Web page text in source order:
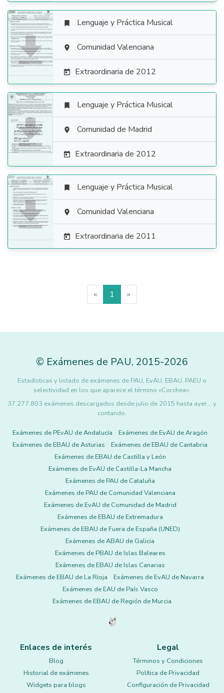

 Lenguaje y Práctica Musical
 Comunidad Valenciana
 Extraordinaria de 2012

 Lenguaje y Práctica Musical
 Comunidad de Madrid
 Extraordinaria de 2012

 Lenguaje y Práctica Musical
 Comunidad Valenciana
 Extraordinaria de 2011
« 1 »
© Exámenes de PAU, 2015-2026
Estadísticas y listado de exámenes de PAU, EvAU, EBAU, PAEU o
selectividad en los que aparece el término «Corchea».
37.277.803 exámenes descargados desde julio de 2015 hasta ayer... y
contando.
Exámenes de PEvAU de Andalucía
Exámenes de EvAU de Aragón
Exámenes de EBAU de Asturias
Exámenes de EBAU de Cantabria
Exámenes de EBAU de Castilla y León
Exámenes de EvAU de Castilla-La Mancha
Exámenes de PAU de Cataluña
Exámenes de PAU de Comunidad Valenciana
Exámenes de EvAU de Comunidad de Madrid
Exámenes de EBAU de Extremadura
Exámenes de EBAU de Fuera de España (UNED)
Exámenes de ABAU de Galicia
Exámenes de PBAU de Islas Baleares
Exámenes de EBAU de Islas Canarias
Exámenes de EBAU de La Rioja
Exámenes de EvAU de Navarra
Exámenes de EAU de País Vasco
Exámenes de EBAU de Región de Murcia
Enlaces de interés
Blog
Historial de exámenes
Widgets para blogs
Legal
Términos y Condiciones
Política de Privacidad
Configuración de Privacidad